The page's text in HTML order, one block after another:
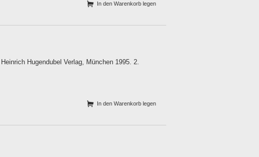
In den Warenkorb legen
Hugendubel Verlag, München 1995. 2.
In den Warenkorb legen